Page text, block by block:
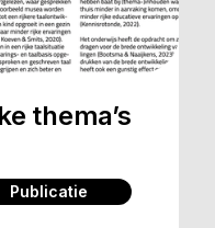
thema’s
Publicatie